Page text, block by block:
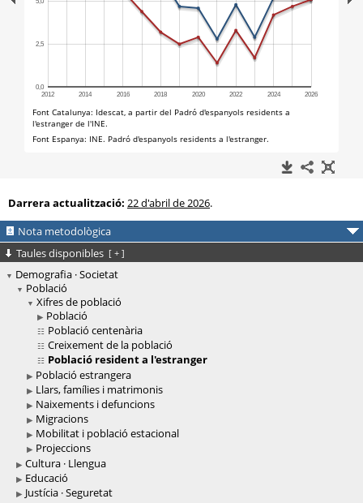
Darrera actualització: 22 d'abril de 2026.
Nota metodològica
Taules disponibles [ + ]
Demografia · Societat
Població
Xifres de població
Població
Població centenària
Creixement de la població
Població resident a l'estranger
Població estrangera
Llars, famílies i matrimonis
Naixements i defuncions
Migracions
Mobilitat i població estacional
Projeccions
Cultura · Llengua
Educació
Justícia · Seguretat